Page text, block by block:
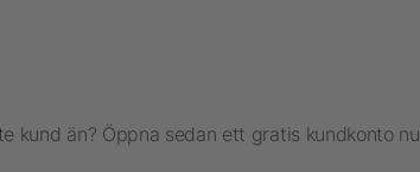
kund än? Öppna sedan ett gratis kundkonto nu.